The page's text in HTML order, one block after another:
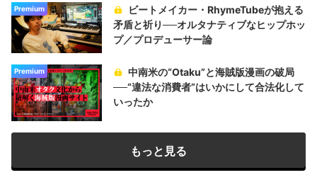
Premium
ビートメイカー・RhymeTubeが抱える
矛盾と祈り──オルタナティブなヒップホッ
プ／プロデューサー論
Premium
中南米の“Otaku”と海賊版漫画の破局
──“違法な消費者”はいかにして合法化して
いったか
もっと見る